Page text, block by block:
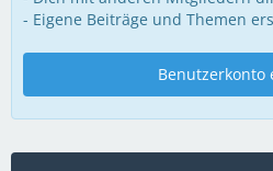
- Eigene Beiträge und Themen
Benutzerkonto